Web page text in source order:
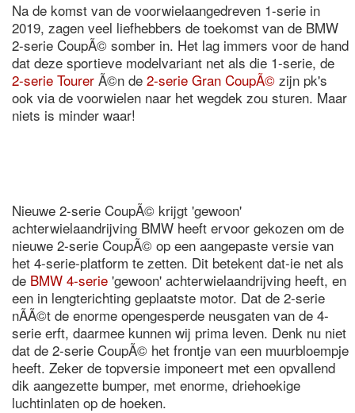
Na de komst van de voorwielaangedreven 1-serie in
2019, zagen veel liefhebbers de toekomst van de BMW
2-serie CoupÃ© somber in. Het lag immers voor de hand
dat deze sportieve modelvariant net als die 1-serie, de
2-serie Tourer Ã©n de 2-serie Gran CoupÃ© zijn pk's
ook via de voorwielen naar het wegdek zou sturen. Maar
niets is minder waar!
Nieuwe 2-serie CoupÃ© krijgt 'gewoon'
achterwielaandrijving BMW heeft ervoor gekozen om de
nieuwe 2-serie CoupÃ© op een aangepaste versie van
het 4-serie-platform te zetten. Dit betekent dat-ie net als
de BMW 4-serie 'gewoon' achterwielaandrijving heeft, en
een in lengterichting geplaatste motor. Dat de 2-serie
nÃ­Ã©t de enorme opengesperde neusgaten van de 4-
serie erft, daarmee kunnen wij prima leven. Denk nu niet
dat de 2-serie CoupÃ© het frontje van een muurbloempje
heeft. Zeker de topversie imponeert met een opvallend
dik aangezette bumper, met enorme, driehoekige
luchtinlaten op de hoeken.